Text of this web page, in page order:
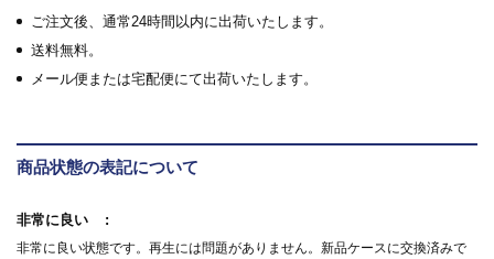
ご注文後、通常24時間以内に出荷いたします。
送料無料。
メール便または宅配便にて出荷いたします。
商品状態の表記について
非常に良い
非常に良い状態です。再生には問題がありません。新品ケースに交換済みで